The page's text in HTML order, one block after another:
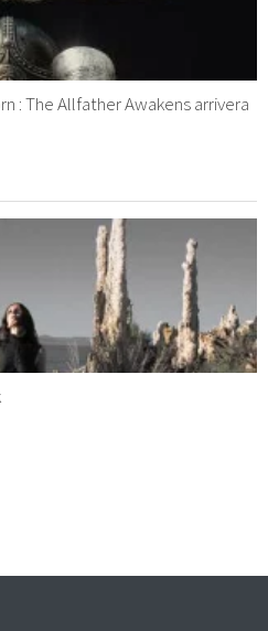
: The Allfather Awakens arrivera